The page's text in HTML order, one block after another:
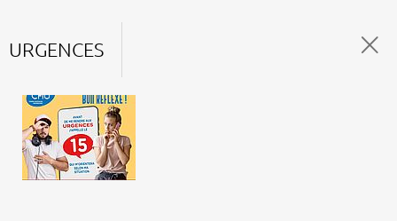
URGENCES